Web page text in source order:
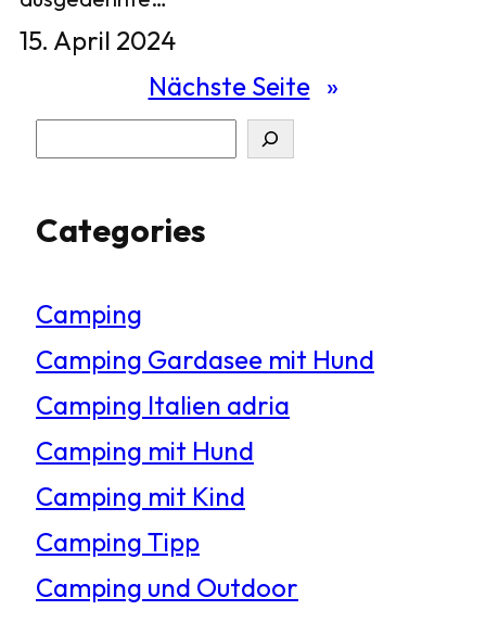
15. April 2024
Nächste Seite »
c
e
n
Categories
Camping
Camping Gardasee mit Hund
Camping Italien adria
Camping mit Hund
Camping mit Kind
Camping Tipp
Camping und Outdoor